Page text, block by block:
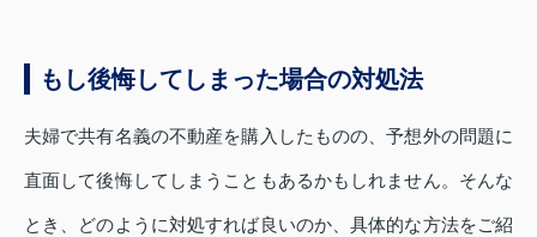
もし後悔してしまった場合の対処法
夫婦で共有名義の不動産を購入したものの、予想外の問題に
直面して後悔してしまうこともあるかもしれません。そんな
とき、どのように対処すれば良いのか、具体的な方法をご紹